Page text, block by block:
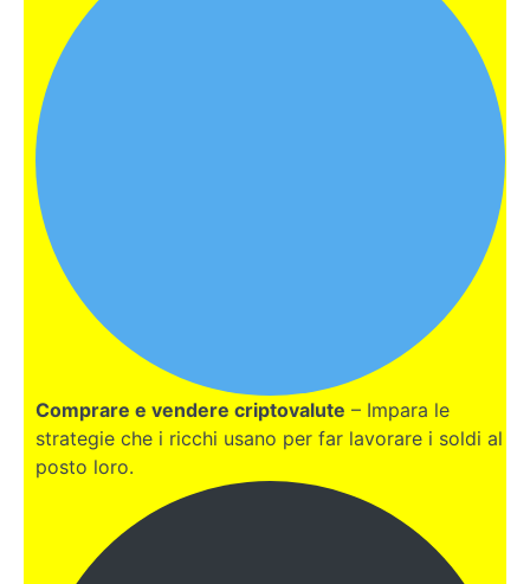
funziona?
Chi
siamo
Come
richiedere
una
Lorenzo
Comprare e vendere criptovalute – Impara le
strategie che i ricchi usano per far lavorare i soldi al
posto loro.